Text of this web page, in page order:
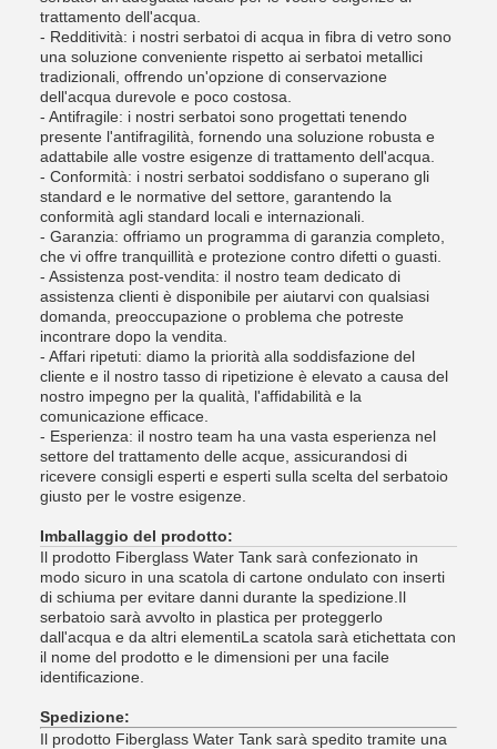
trattamento dell'acqua.
- Redditività: i nostri serbatoi di acqua in fibra di vetro sono
una soluzione conveniente rispetto ai serbatoi metallici
tradizionali, offrendo un'opzione di conservazione
dell'acqua durevole e poco costosa.
- Antifragile: i nostri serbatoi sono progettati tenendo
presente l'antifragilità, fornendo una soluzione robusta e
adattabile alle vostre esigenze di trattamento dell'acqua.
- Conformità: i nostri serbatoi soddisfano o superano gli
standard e le normative del settore, garantendo la
conformità agli standard locali e internazionali.
- Garanzia: offriamo un programma di garanzia completo,
che vi offre tranquillità e protezione contro difetti o guasti.
- Assistenza post-vendita: il nostro team dedicato di
assistenza clienti è disponibile per aiutarvi con qualsiasi
domanda, preoccupazione o problema che potreste
incontrare dopo la vendita.
- Affari ripetuti: diamo la priorità alla soddisfazione del
cliente e il nostro tasso di ripetizione è elevato a causa del
nostro impegno per la qualità, l'affidabilità e la
comunicazione efficace.
- Esperienza: il nostro team ha una vasta esperienza nel
settore del trattamento delle acque, assicurandosi di
ricevere consigli esperti e esperti sulla scelta del serbatoio
giusto per le vostre esigenze.
Imballaggio del prodotto:
Il prodotto Fiberglass Water Tank sarà confezionato in
modo sicuro in una scatola di cartone ondulato con inserti
di schiuma per evitare danni durante la spedizione.Il
serbatoio sarà avvolto in plastica per proteggerlo
dall'acqua e da altri elementiLa scatola sarà etichettata con
il nome del prodotto e le dimensioni per una facile
identificazione.
Spedizione:
Il prodotto Fiberglass Water Tank sarà spedito tramite una